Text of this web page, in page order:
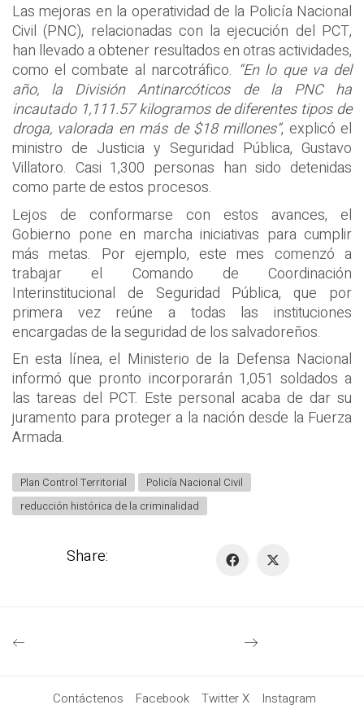
Las mejoras en la operatividad de la Policía Nacional
Civil (PNC), relacionadas con la ejecución del PCT,
han llevado a obtener resultados en otras actividades,
como el combate al narcotráfico. “En lo que va del
año, la División Antinarcóticos de la PNC ha
incautado 1,111.57 kilogramos de diferentes tipos de
droga, valorada en más de $18 millones”, explicó el
ministro de Justicia y Seguridad Pública, Gustavo
Villatoro. Casi 1,300 personas han sido detenidas
como parte de estos procesos.
Lejos de conformarse con estos avances, el
Gobierno pone en marcha iniciativas para cumplir
más metas. Por ejemplo, este mes comenzó a
trabajar el Comando de Coordinación
Interinstitucional de Seguridad Pública, que por
primera vez reúne a todas las instituciones
encargadas de la seguridad de los salvadoreños.
En esta línea, el Ministerio de la Defensa Nacional
informó que pronto incorporarán 1,051 soldados a
las tareas del PCT. Este personal acaba de dar su
juramento para proteger a la nación desde la Fuerza
Armada.
Plan Control Territorial
Policía Nacional Civil
reducción histórica de la criminalidad
Share:
Contáctenos Facebook Twitter X Instagram